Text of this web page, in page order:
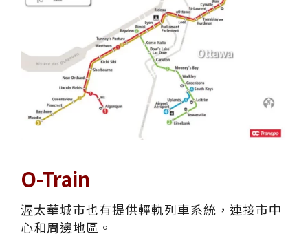
O-Train
渥太華城市也有提供輕軌列車系統，連接市中
心和周邊地區。